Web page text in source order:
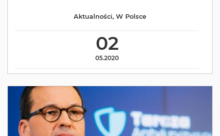
02
05.2020
Aktualności, W Polsce